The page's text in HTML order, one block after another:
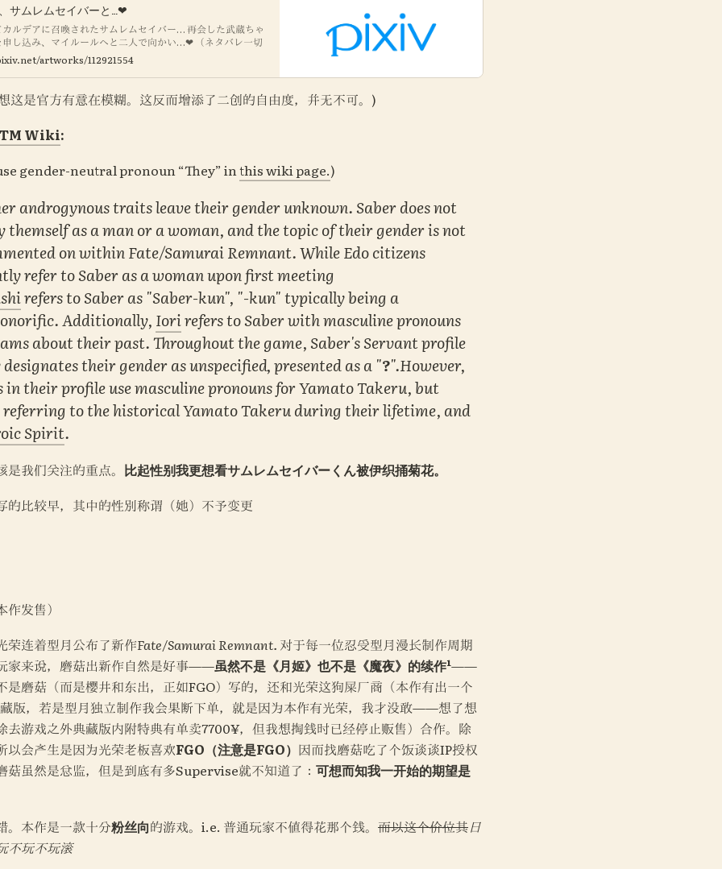
サムレムセイバーと…❤
ルデアに召喚されたサムレムセイバー… 再会した武蔵ちゃ
し込み、マイルールへと二人で向かい…❤ （ネタバレ一切
っております） （皆がサムライレムナント買ってプレイし
本描きます） 神ゲーだから全員サムライレムナントや
！ more hentai manga ↓ 【fanbox】
【fantia】
7895
artworks/112921554
这是官方有意在模糊。这反而增添了二创的自由度，并无不可。)
TM Wiki:
gender-neutral pronoun “They” in this wiki page.)
androgynous traits leave their gender unknown. Saber does not
themself as a man or a woman, and the topic of their gender is not
on within Fate/Samurai Remnant. While Edo citizens
refer to Saber as a woman upon first meeting
refers to Saber as "Saber-kun", "-kun" typically being a
Additionally, Iori refers to Saber with masculine pronouns
about their past. Throughout the game, Saber's Servant profile
their gender as unspecified, presented as a "?".However,
their profile use masculine pronouns for Yamato Takeru, but
referring to the historical Yamato Takeru during their lifetime, and
Spirit.
我们关注的重点。 比起性别我更想看サムレムセイバーくん被伊织捅菊花。
的比较早，其中的性别称谓（她）不予变更
作发售）
荣连着型月公布了新作Fate/Samurai Remnant. 对于每一位忍受型月漫长制作周期
家来说，磨菇出新作自然是好事——虽然不是《月姬》也不是《魔夜》的续作¹——
是磨菇（而是樱井和东出，正如FGO）写的，还和光荣这狗屎厂商（本作有出一个
版，若是型月独立制作我会果断下单，就是因为本作有光荣，我才没敢——想了想
去游戏之外典藏版内附特典有单卖7700¥，但我想掏钱时已经停止贩售）合作。除
以会产生是因为光荣老板喜欢FGO（注意是FGO） 因而找磨菇吃了个饭谈谈IP授权
菇虽然是总监，但是到底有多Supervise就不知道了： 可想而知我一开始的期望是
本作是一款十分粉丝向的游戏。i.e. 普通玩家不值得花那个钱。 而以这个价位其日
不玩不玩滚